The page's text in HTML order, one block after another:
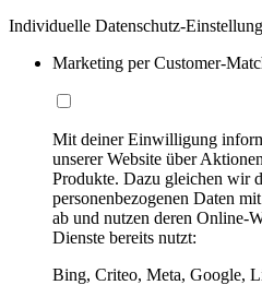
Individuelle Datenschutz-
Marketing per Customer-
Mit deiner Einwilligung
unserer Website über
Produkte. Dazu gleichen wir
personenbezogenen Daten
ab und nutzen deren Online-
Dienste bereits nutzt:
Bing, Criteo, Meta, Google,